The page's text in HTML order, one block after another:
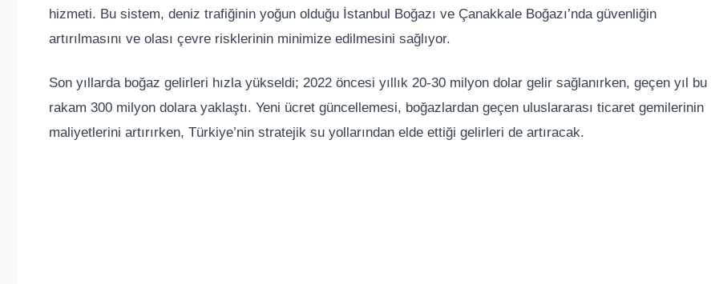
hizmeti. Bu sistem, deniz trafiğinin yoğun olduğu İstanbul Boğazı ve Çanakkale Boğazı’nda güvenliğin
artırılmasını ve olası çevre risklerinin minimize edilmesini sağlıyor.
Son yıllarda boğaz gelirleri hızla yükseldi; 2022 öncesi yıllık 20-30 milyon dolar gelir sağlanırken, geçen yıl bu
rakam 300 milyon dolara yaklaştı. Yeni ücret güncellemesi, boğazlardan geçen uluslararası ticaret gemilerinin
maliyetlerini artırırken, Türkiye’nin stratejik su yollarından elde ettiği gelirleri de artıracak.